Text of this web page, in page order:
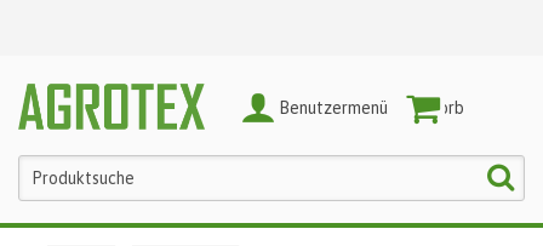
Warenkorb
Benutzermenü